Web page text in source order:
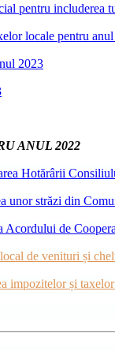
pentru
locale pentru
2023
ANUL 2022
Hotărârii
unor străzi din
de
de venituri și
impozitelor și